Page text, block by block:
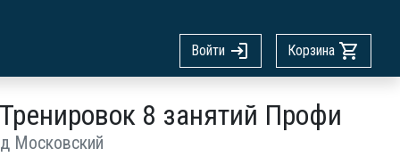
Войти Корзина
8 занятий Профи
Московский